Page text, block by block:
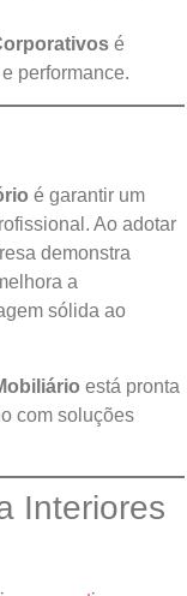
é
performance.
é garantir um
Ao adotar
demonstra
a
sólida ao
está pronta
com soluções
Interiores